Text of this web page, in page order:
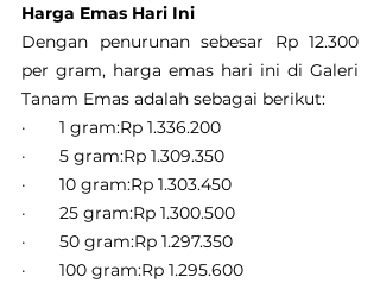
Harga Emas Hari Ini
Dengan penurunan sebesar Rp 12.300
per gram, harga emas hari ini di Galeri
Tanam Emas adalah sebagai berikut:
·       1 gram:Rp 1.336.200
·       5 gram:Rp 1.309.350
·       10 gram:Rp 1.303.450
·       25 gram:Rp 1.300.500
·       50 gram:Rp 1.297.350
·       100 gram:Rp 1.295.600